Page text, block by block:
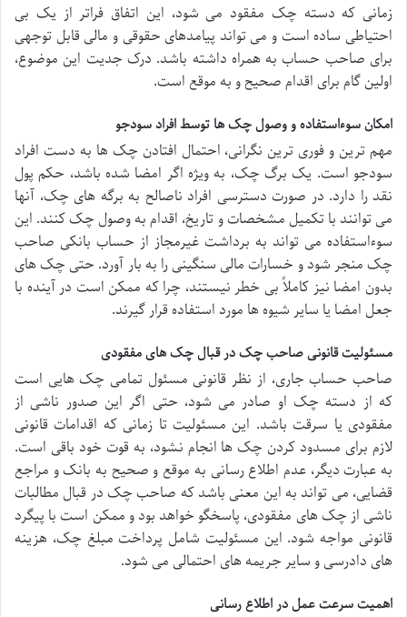
زمانی که دسته چک مفقود می شود، این اتفاق فراتر از یک بی
احتیاطی ساده است و می تواند پیامدهای حقوقی و مالی قابل توجهی
برای صاحب حساب به همراه داشته باشد. درک جدیت این موضوع،
اولین گام برای اقدام صحیح و به موقع است.
امکان سوءاستفاده و وصول چک ها توسط افراد سودجو
مهم ترین و فوری ترین نگرانی، احتمال افتادن چک ها به دست افراد
سودجو است. یک برگ چک، به ویژه اگر امضا شده باشد، حکم پول
نقد را دارد. در صورت دسترسی افراد ناصالح به برگه های چک، آنها
می توانند با تکمیل مشخصات و تاریخ، اقدام به وصول چک کنند. این
سوءاستفاده می تواند به برداشت غیرمجاز از حساب بانکی صاحب
چک منجر شود و خسارات مالی سنگینی را به بار آورد. حتی چک های
بدون امضا نیز کاملاً بی خطر نیستند، چرا که ممکن است در آینده با
جعل امضا یا سایر شیوه ها مورد استفاده قرار گیرند.
مسئولیت قانونی صاحب چک در قبال چک های مفقودی
صاحب حساب جاری، از نظر قانونی مسئول تمامی چک هایی است
که از دسته چک او صادر می شود، حتی اگر این صدور ناشی از
مفقودی یا سرقت باشد. این مسئولیت تا زمانی که اقدامات قانونی
لازم برای مسدود کردن چک ها انجام نشود، به قوت خود باقی است.
به عبارت دیگر، عدم اطلاع رسانی به موقع و صحیح به بانک و مراجع
قضایی، می تواند به این معنی باشد که صاحب چک در قبال مطالبات
ناشی از چک های مفقودی، پاسخگو خواهد بود و ممکن است با پیگرد
قانونی مواجه شود. این مسئولیت شامل پرداخت مبلغ چک، هزینه
های دادرسی و سایر جریمه های احتمالی می شود.
اهمیت سرعت عمل در اطلاع رسانی